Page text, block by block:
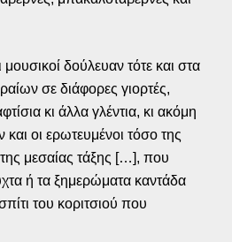
δούλευαν τότε και στα
σε διάφορες γιορτές,
κι άλλα γλέντια, κι ακόμη
και οι ερωτευμένοι τόσο της
μεσαίας τάξης […], που
ή τα ξημερώματα καντάδα
του κοριτσιού που